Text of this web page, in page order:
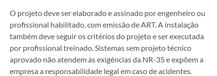
O projeto deve ser elaborado e assinado por engenheiro ou
profissional habilitado, com emissão de ART. A instalação
também deve seguir os critérios do projeto e ser executada
por profissional treinado. Sistemas sem projeto técnico
aprovado não atendem às exigências da NR-35 e expõem a
empresa a responsabilidade legal em caso de acidentes.